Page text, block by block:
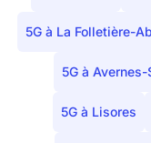
5G à La Folletière-
5G à
5G à Lisores